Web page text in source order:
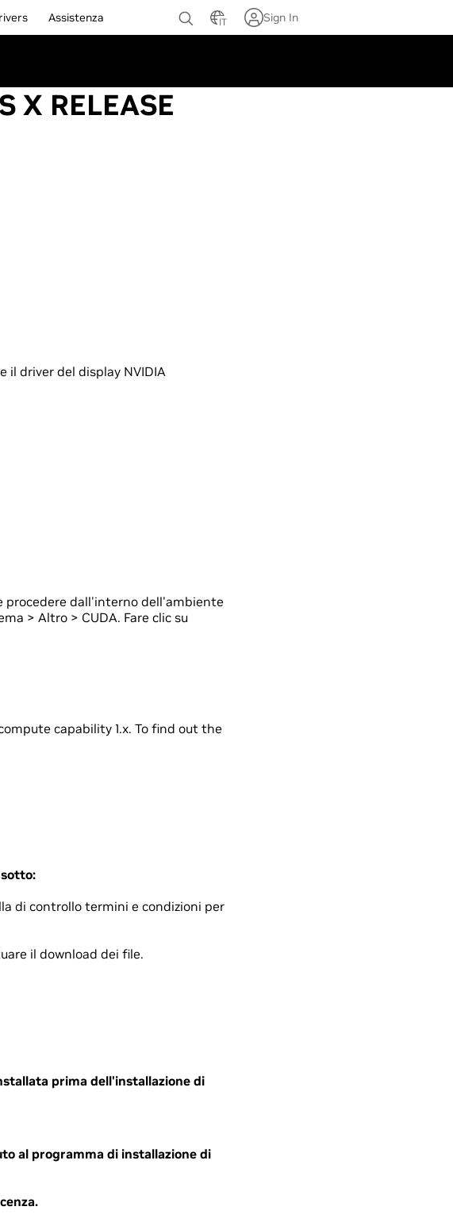
Assistenza IT Sign In
X RELEASE
il driver del display NVIDIA
procedere dall'interno dell'ambiente
> Altro > CUDA. Fare clic su
capability 1.x. To find out the
di controllo termini e condizioni per
il download dei file.
prima dell'installazione di
al programma di installazione di